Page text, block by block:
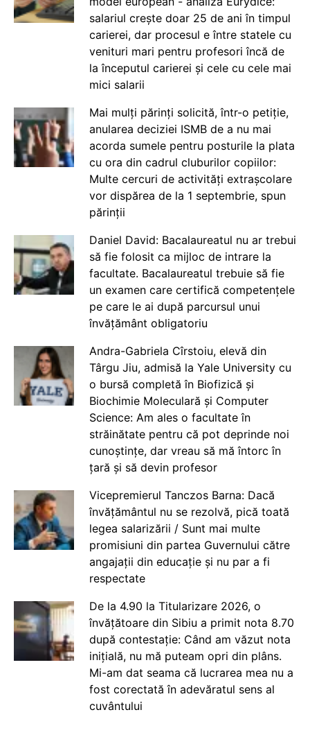
salariul crește doar 25 de ani în timpul
carierei, dar procesul e între statele cu
venituri mari pentru profesori încă de
la începutul carierei și cele cu cele mai
mici salarii
Mai mulți părinți solicită, într-o petiție,
anularea deciziei ISMB de a nu mai
acorda sumele pentru posturile la plata
cu ora din cadrul cluburilor copiilor:
Multe cercuri de activități extrașcolare
vor dispărea de la 1 septembrie, spun
părinții
Daniel David: Bacalaureatul nu ar trebui
să fie folosit ca mijloc de intrare la
facultate. Bacalaureatul trebuie să fie
un examen care certifică competențele
pe care le ai după parcursul unui
învățământ obligatoriu
Andra-Gabriela Cîrstoiu, elevă din
Târgu Jiu, admisă la Yale University cu
o bursă completă în Biofizică și
Biochimie Moleculară și Computer
Science: Am ales o facultate în
străinătate pentru că pot deprinde noi
cunoștințe, dar vreau să mă întorc în
țară și să devin profesor
Vicepremierul Tanczos Barna: Dacă
învățământul nu se rezolvă, pică toată
legea salarizării / Sunt mai multe
promisiuni din partea Guvernului către
angajații din educație și nu par a fi
respectate
De la 4.90 la Titularizare 2026, o
învățătoare din Sibiu a primit nota 8.70
după contestație: Când am văzut nota
inițială, nu mă puteam opri din plâns.
Mi-am dat seama că lucrarea mea nu a
fost corectată în adevăratul sens al
cuvântului